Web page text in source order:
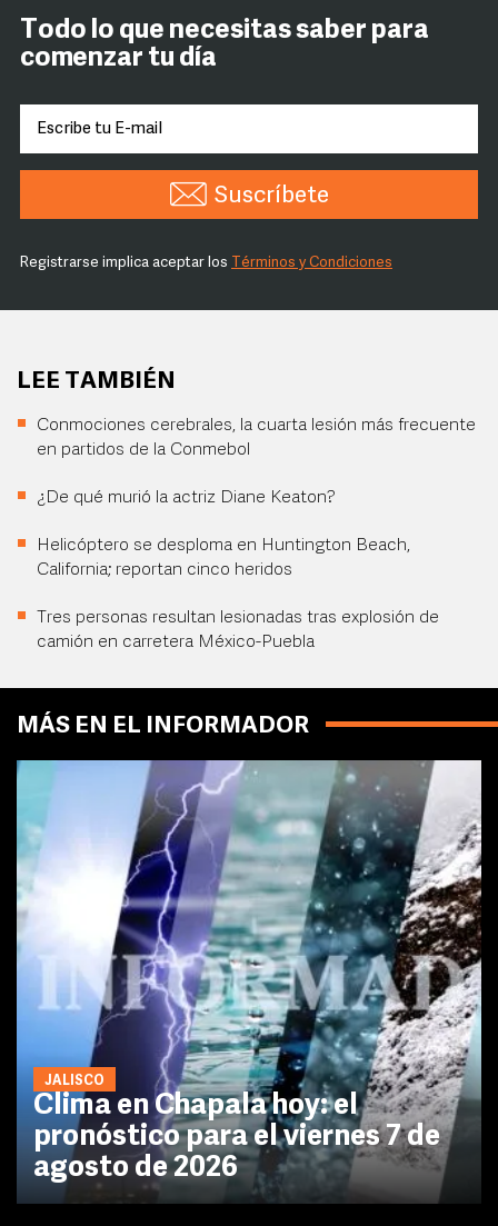
Todo lo que necesitas saber para
comenzar tu día
Suscríbete
Registrarse implica aceptar los Términos y Condiciones
LEE TAMBIÉN
Conmociones cerebrales, la cuarta lesión más frecuente
en partidos de la Conmebol
¿De qué murió la actriz Diane Keaton?
Helicóptero se desploma en Huntington Beach,
California; reportan cinco heridos
Tres personas resultan lesionadas tras explosión de
camión en carretera México-Puebla
MÁS EN EL INFORMADOR
JALISCO
Clima en Chapala hoy: el
pronóstico para el viernes 7 de
agosto de 2026